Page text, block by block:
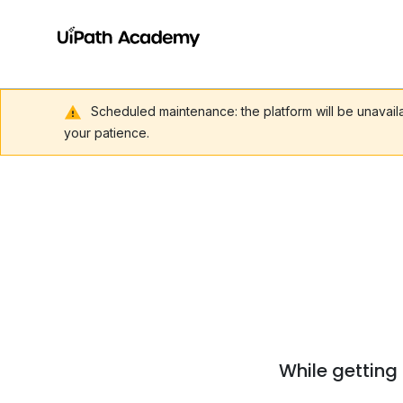
Scheduled maintenance: the platform will be
your patience.
While getting